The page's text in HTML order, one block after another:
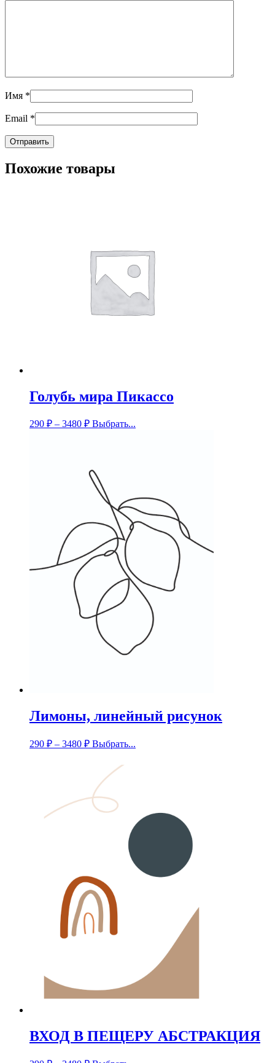
Имя *
Email *
Похожие товары
Голубь мира Пикассо
290 ₽ – 3480 ₽ Выбрать...
Лимоны, линейный рисунок
290 ₽ – 3480 ₽ Выбрать...
ВХОД В ПЕЩЕРУ АБСТРАКЦИЯ